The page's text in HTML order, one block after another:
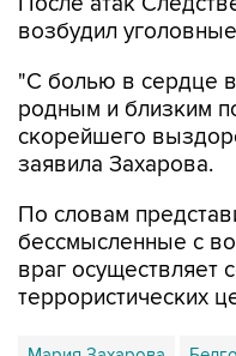
возбудил
"С болью в сердце
родным и близким
скорейшего
заявила Захарова.
По словам
бессмысленные с
враг осуществляет
террористических